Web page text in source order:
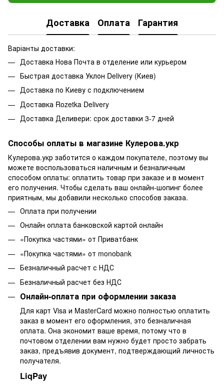
Доставка Оплата Гарантия
Варіанты доставки:
Доставка Нова Почта в отделение или курьером
Быстрая доставка Уклон Delivery (Киев)
Доставка по Киеву с подключением
Доставка Rozetka Delivery
Доставка Деливери: срок доставки 3-7 дней
Способы оплаты в магазине Кулерова.укр
Кулерова.укр заботится о каждом покупателе, поэтому вы
можете воспользоваться наличным и безналичным
способом оплаты: оплатить товар при заказе и в момент
его получения. Чтобы сделать ваш онлайн-шопинг более
приятным, мы добавили несколько способов заказа.
Оплата при получении
Онлайн оплата банковской картой онлайн
«Покупка частями» от Приватбанк
«Покупка частями» от monobank
Безналичный расчет с НДС
Безналичный расчет без НДС
Онлайн-оплата при оформлении заказа
Для карт Visa и MasterCard можно полностью оплатить
заказ в момент его оформления, это безналичная
оплата. Она экономит ваше время, потому что в
почтовом отделении вам нужно будет просто забрать
заказ, предъявив документ, подтверждающий личность
получателя.
LiqPay